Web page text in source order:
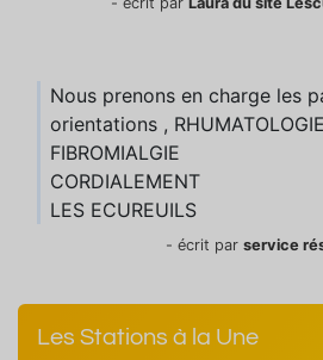
Nous prenons en charge les
orientations ,
FIBROMIALGIE
CORDIALEMENT
LES ECUREUILS
- écrit par service
Les Stations à la Une